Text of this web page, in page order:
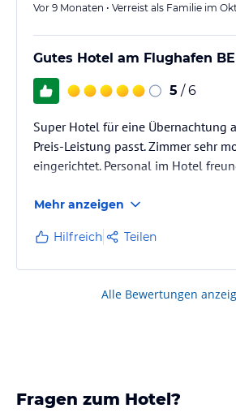
Vor 9 Monaten • Verreist als Familie im
Gutes Hotel am Flughafen
5 / 6
Super Hotel für eine Übernachtung
Preis-Leistung passt. Zimmer sehr
eingerichtet. Personal im Hotel
Mehr anzeigen
Hilfreich Teilen
Alle Bewertungen
Fragen zum Hotel?